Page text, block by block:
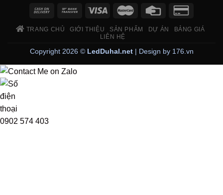
TRANG CHỦ GIỚI THIỆU SẢN PHẨM DỰ ÁN
BẢNG GIÁ
LIÊN HỆ
Copyright 2026 © LedDuhal.net| Design by 176.vn
0902 574 403